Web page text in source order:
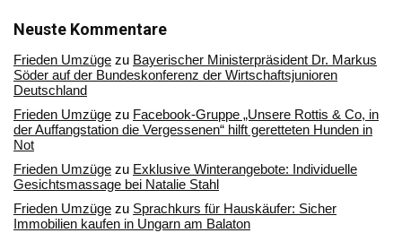
Archiv
Neuste Kommentare
Frieden Umzüge zu Bayerischer Ministerpräsident Dr. Markus
Söder auf der Bundeskonferenz der Wirtschaftsjunioren
Deutschland
Frieden Umzüge zu Facebook-Gruppe „Unsere Rottis & Co, in
der Auffangstation die Vergessenen“ hilft geretteten Hunden in
Not
Frieden Umzüge zu Exklusive Winterangebote: Individuelle
Gesichtsmassage bei Natalie Stahl
Frieden Umzüge zu Sprachkurs für Hauskäufer: Sicher
Immobilien kaufen in Ungarn am Balaton